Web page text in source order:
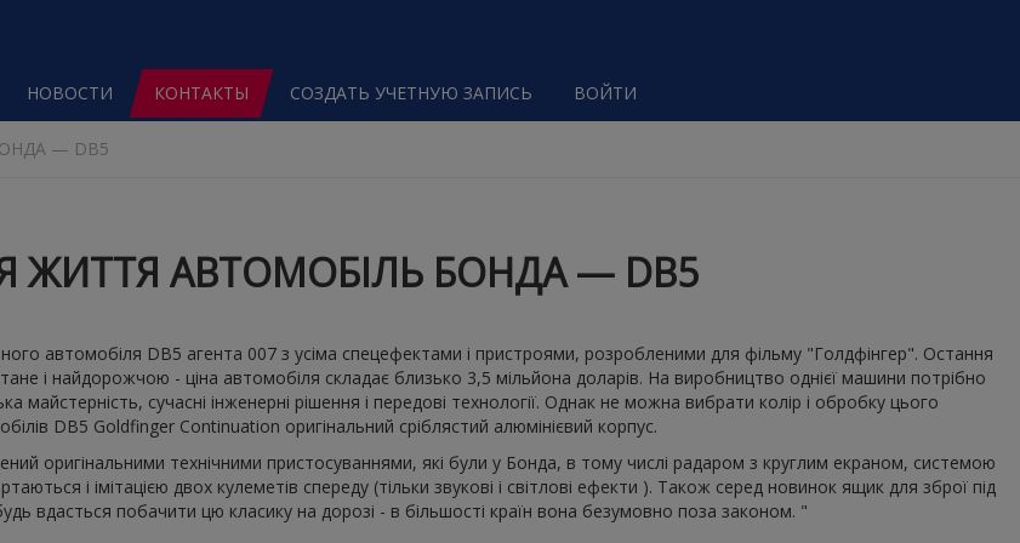
НОВОСТИ КОНТАКТЫ СОЗДАТЬ УЧЕТНУЮ ЗАПИСЬ ВОЙТИ
— DB5
ЖИТТЯ АВТОМОБІЛЬ БОНДА — DB5
автомобіля DB5 агента 007 з усіма спецефектами і пристроями, розробленими для фільму "Голдфінгер". Остання
і найдорожчою - ціна автомобіля складає близько 3,5 мільйона доларів. На виробництво однієї машини потрібно
сучасні інженерні рішення і передові технології. Однак не можна вибрати колір і обробку цього
DB5 Goldfinger Continuation оригінальний сріблястий алюмінієвий корпус.
оригінальними технічними пристосуваннями, які були у Бонда, в тому числі радаром з круглим екраном, системою
і імітацією двох кулеметів спереду (тільки звукові і світлові ефекти ). Також серед новинок ящик для зброї під
вдасться побачити цю класику на дорозі - в більшості країн вона безумовно поза законом. "